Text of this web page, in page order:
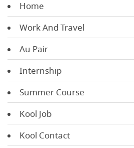
Home
Work And Travel
Au Pair
Internship
Summer Course
Kool Job
Kool Contact